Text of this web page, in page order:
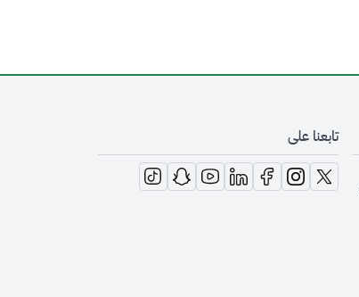
تابعنا على
opens in new window
opens in new window
opens in new window
opens in new window
opens in new window
opens in new window
opens in new window